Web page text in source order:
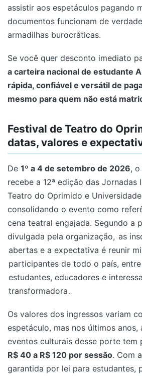
assistir aos espetáculos pagando
documentos funcionam de
armadilhas burocráticas.
Se você quer desconto imediato
a carteira nacional de estudante
rápida, confiável e versátil de
mesmo para quem não está
Festival de Teatro do
datas, valores e
De 1º a 4 de setembro de 2026,
recebe a 12ª edição das Jornadas
Teatro do Oprimido e
consolidando o evento como
cena teatral engajada. Segundo a
divulgada pela organização, as
abertas e a expectativa é reunir
participantes de todo o país,
estudantes, educadores e
transformadora .
Os valores dos ingressos variam
espetáculo, mas nos últimos anos,
eventos culturais desse porte tem
R$ 40 a R$ 120 por sessão. Com
garantida por lei para estudantes,